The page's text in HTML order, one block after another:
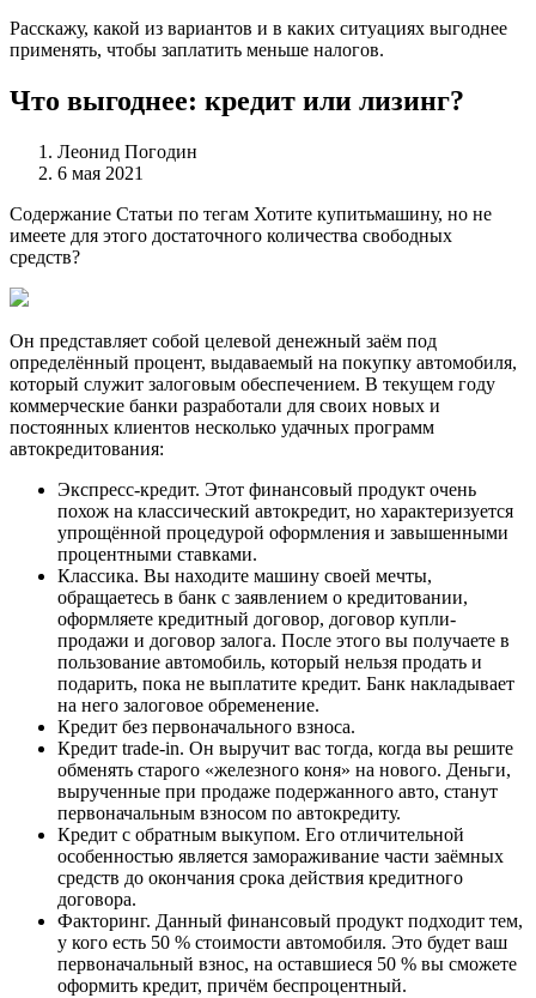
Расскажу, какой из вариантов и в каких ситуациях выгоднее
применять, чтобы заплатить меньше налогов.
Что выгоднее: кредит или лизинг?
Леонид Погодин
6 мая 2021
Содержание Статьи по тегам Хотите купитьмашину, но не
имеете для этого достаточного количества свободных
средств?
Он представляет собой целевой денежный заём под
определённый процент, выдаваемый на покупку автомобиля,
который служит залоговым обеспечением. В текущем году
коммерческие банки разработали для своих новых и
постоянных клиентов несколько удачных программ
автокредитования:
Экспресс-кредит. Этот финансовый продукт очень
похож на классический автокредит, но характеризуется
упрощённой процедурой оформления и завышенными
процентными ставками.
Классика. Вы находите машину своей мечты,
обращаетесь в банк с заявлением о кредитовании,
оформляете кредитный договор, договор купли-
продажи и договор залога. После этого вы получаете в
пользование автомобиль, который нельзя продать и
подарить, пока не выплатите кредит. Банк накладывает
на него залоговое обременение.
Кредит без первоначального взноса.
Кредит trade-in. Он выручит вас тогда, когда вы решите
обменять старого «железного коня» на нового. Деньги,
вырученные при продаже подержанного авто, станут
первоначальным взносом по автокредиту.
Кредит с обратным выкупом. Его отличительной
особенностью является замораживание части заёмных
средств до окончания срока действия кредитного
договора.
Факторинг. Данный финансовый продукт подходит тем,
у кого есть 50 % стоимости автомобиля. Это будет ваш
первоначальный взнос, на оставшиеся 50 % вы сможете
оформить кредит, причём беспроцентный.